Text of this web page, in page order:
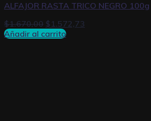
ALFAJOR RASTA TRICO NEGRO 100g
$1.670,00 $1.572,73
Añadir al carrito